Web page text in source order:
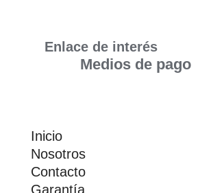
Enlace de interés
Medios de pago
Inicio
Nosotros
Contacto
Garantía